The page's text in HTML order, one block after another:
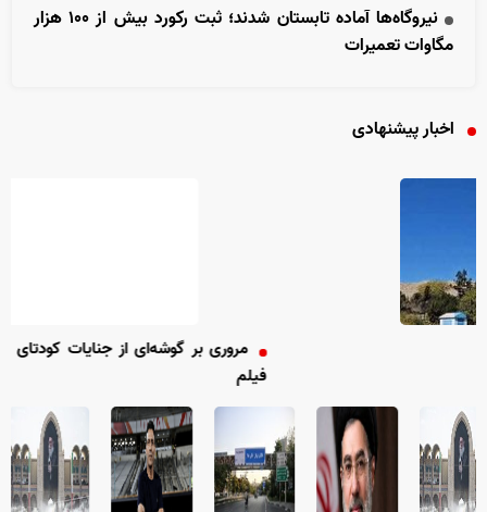
نیروگاه‌ها آماده تابستان شدند؛ ثبت رکورد بیش از ۱۰۰ هزار
مگاوات تعمیرات
اخبار پیشنهادی
مروری بر گوشه‌ای از جنایات کودتای ۱۸